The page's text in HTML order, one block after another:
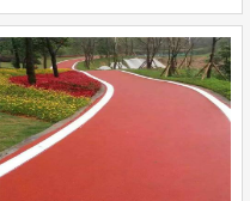
彩色透水地坪
运动场地坪
立即询问